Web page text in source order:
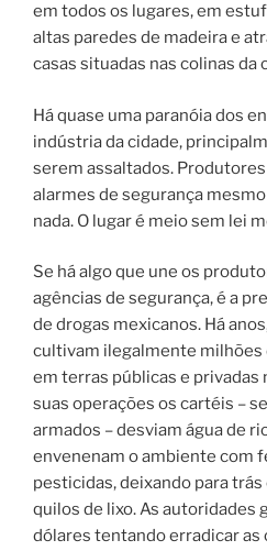
em todos os lugares, em
altas paredes de madeira e
casas situadas nas colinas da
Há quase uma paranóia dos
indústria da cidade,
serem assaltados.
alarmes de segurança
nada. O lugar é meio sem lei
Se há algo que une os
agências de segurança, é a
de drogas mexicanos. Há
cultivam ilegalmente milhões
em terras públicas e privadas
suas operações os cartéis –
armados – desviam água de
envenenam o ambiente com
pesticidas, deixando para
quilos de lixo. As autoridades
dólares tentando erradicar as